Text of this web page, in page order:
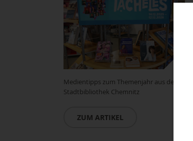
Medientipps zum Themenjahr aus der
Stadtbibliothek Chemnitz
ZUM ARTIKEL